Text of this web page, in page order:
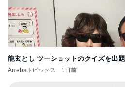
龍玄とし ツーショットのクイズを出題
Amebaトピックス 1日前